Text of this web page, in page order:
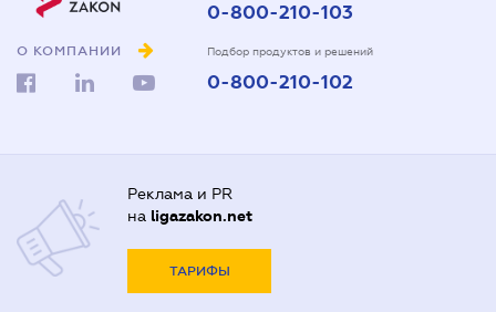
О КОМПАНИИ
0-800-210-103
Подбор продуктов и решений
0-800-210-102
Реклама и PR
на ligazakon.net
ТАРИФЫ